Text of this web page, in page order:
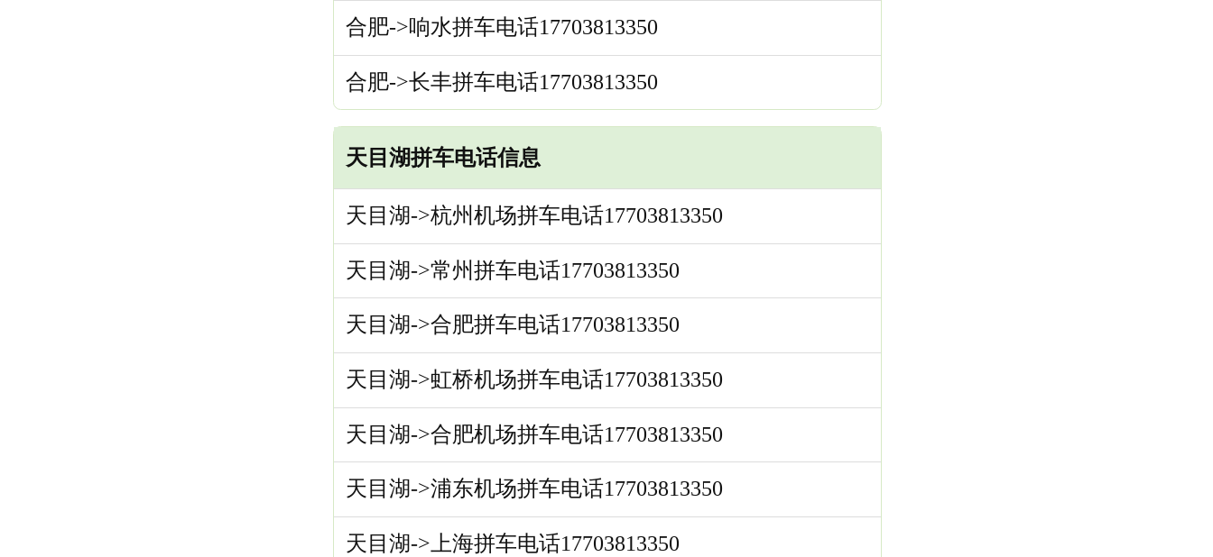
合肥->响水拼车电话17703813350
合肥->长丰拼车电话17703813350
天目湖拼车电话信息
天目湖->杭州机场拼车电话17703813350
天目湖->常州拼车电话17703813350
天目湖->合肥拼车电话17703813350
天目湖->虹桥机场拼车电话17703813350
天目湖->合肥机场拼车电话17703813350
天目湖->浦东机场拼车电话17703813350
天目湖->上海拼车电话17703813350